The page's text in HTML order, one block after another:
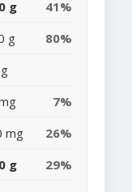
g
41%
g
80%
7%
mg
26%
g
29%